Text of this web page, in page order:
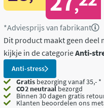
,
*Adviesprijs van fabrikant
Dit product maakt geen deel
kijkje in de categorieAnti-
Anti-stress
Gratis bezorging vanaf 35,- *
CO2 neutraalbezorgd
Binnen 30 dagen gratis
Klanten beoordelen ons met